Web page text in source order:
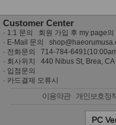
Customer Center
· 1:1 문의 회원 가입 후 my page의
· E-Mail 문의
· 전화문의 714-784-
· 회사위치 440 Nibus St, Brea, CA
· 입점문의
· 카드결제 오류시
이용약관 개인보호정
PC